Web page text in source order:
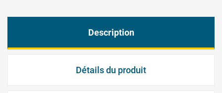
Description
Détails du produit